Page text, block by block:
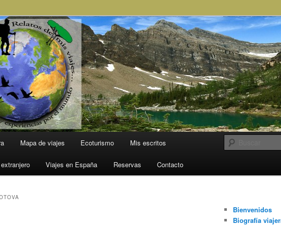
Mapa de viajes Ecoturismo Mis escritos
Viajes en España Reservas Contacto
Bienvenidos
Biografía